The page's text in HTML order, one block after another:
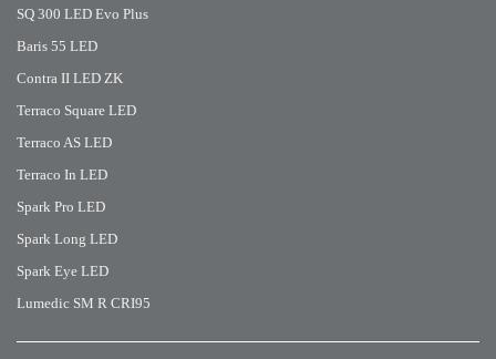
SQ 300 LED Evo Plus
Baris 55 LED
Contra II LED ZK
Terraco Square LED
Terraco AS LED
Terraco In LED
Spark Pro LED
Spark Long LED
Spark Eye LED
Lumedic SM R CRI95